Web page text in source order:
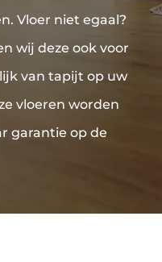
Vloer niet egaal?
wij deze ook voor
van tapijt op uw
vloeren worden
garantie op de